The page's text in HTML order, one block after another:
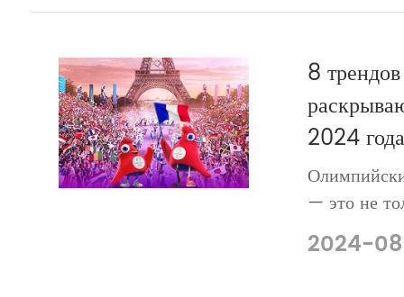
Вьетнам
8
2024
— это не
будущее,
инновации
2024-